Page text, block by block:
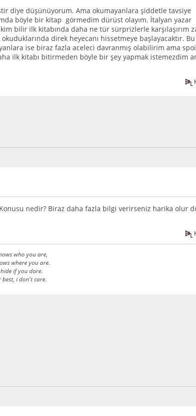
diye düşünüyorum. Ama okumayanlara şiddetle tavsiye
böyle bir kitap görmedim dürüst olayım. İtalyan yazar
bilir ilk kitabında daha ne tür sürprizlerle karşılaşırım
direk heyecanı hissetmeye başlayacaktır. Bu
ise biraz fazla aceleci davranmış olabilirim ama
ilk kitabı bitirmeden böyle bir şey yapmak istemezdim
nedir? Biraz daha fazla bilgi verirseniz harika olur
who you are,
where you are.
if you dare.
best, i don't care.